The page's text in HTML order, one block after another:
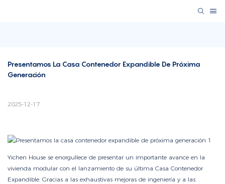
Presentamos La Casa Contenedor Expandible De Próxima
Generación
2025-12-17
Yichen House se enorgullece de presentar un importante avance en la
vivienda modular con el lanzamiento de su última Casa Contenedor
Expandible. Gracias a las exhaustivas mejoras de ingeniería y a las